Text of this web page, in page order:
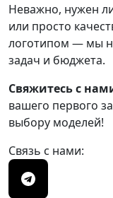
Неважно, нужен
или просто
логотипом — мы
задач и бюджета.
Свяжитесь с
вашего первого
выбору моделей!
Связь с нами: